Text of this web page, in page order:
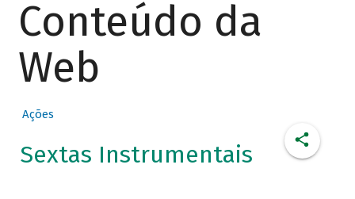
Conteúdo da
Web
Ações
Sextas Instrumentais